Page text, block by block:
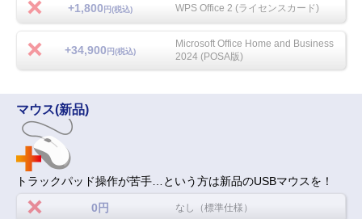
+1,800 円(税込) WPS Office 2 (ライセンスカード)
+34,900 円(税込)
Microsoft Office Home and Business
2024 (POSA版)
マウス(新品)
トラックパッド操作が苦手…という方は新品のUSBマウスを！
0円 なし（標準仕様）